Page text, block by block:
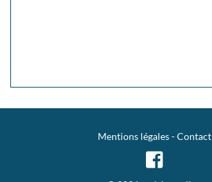
Mentions légales-Contact